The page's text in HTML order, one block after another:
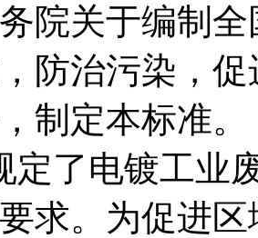
院关于编制
防治污染，
制定本标准。
定了电镀工业
求。为促进